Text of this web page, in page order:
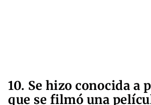
10. Se hizo conocida a
que se filmó una